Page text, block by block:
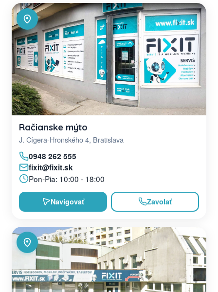
Račianske mýto
J. Cígera-Hronského 4, Bratislava
0948 262 555
fixit@fixit.sk
Pon-Pia: 10:00 - 18:00
Navigovať Zavolať